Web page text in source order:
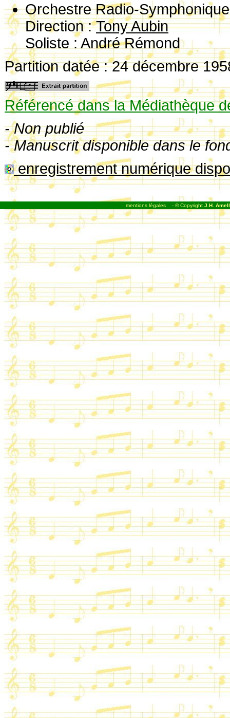
Orchestre Radio-
Direction :Tony Aubin
Soliste : André Rémond
Partition datée : 24 décembre
Référencé dans la Médiathèque
- Non publié
- Manuscrit disponible dans le
enregistrement numérique
mentions légales - © Copyright J.H.